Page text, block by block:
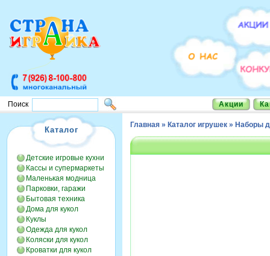
Поиск Акции
Каталог
Детские игровые кухни
Кассы и супермаркеты
Маленькая модница
Парковки, гаражи
Бытовая техника
Дома для кукол
Куклы
Одежда для кукол
Коляски для кукол
Кроватки для кукол
Главная » Каталог игрушек » Наборы